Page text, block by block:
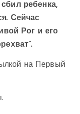
ребенка,
Сейчас
Рог и его
на Первый